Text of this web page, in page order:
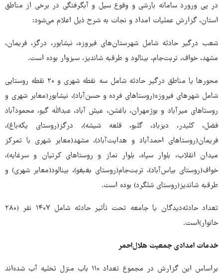
در پی ورورد سامانه بارشی و وقوع سیل و آبگرفتگی در برخی از مناطق
استان، گزارش عملیات امداد و نجات به شرح ذیل اعلام می‌شود:
شعب درگیر حادثه شامل شهرستان‌های فیروزه، نیشابور، درگز، فریمان،
مشهد، خواف، تربت‌جام، بینالود و طرقبه شاندیز، سبزوار بوده است.
محورها یا مناطق درگیر حادثه شامل سه نقطه شهری و ۲۰ نقطه روستایی
شامل شهرهای فیروزه(روستاهای فرده و حسن‌آباد)، نیشابور(معابر شهری و
روستاهای میرآباد و بوژمهران، باغشن، عیش آباد، عبدالله گیو، محمودآباد
فضل، کلیدر، دیزباد، گلبو، قلعه شیشه)، درگز(روستای یکه‌باغ)،
فریمان(روستاهای احمدآباد و هدایت‌آباد)، مشهد(معابر شهری با تمرکز
میدان انقلاب، بلوار سپاه، بلوار نماز و روستاهای کرتیان و سرغایه)،
خواف(روستای بیاس‌آباد)، تربت‌جام(روستای بغبغو)، بینالود(معابر شهری) و
طرقبه شاندیز(روستای شلگرد) بوده است.
تعداد حادثه‌دیدگان یا جامعه تحت تأثیر حادثه شامل ۱۴۰۷ نفر (۲۸۰
خانوار)است.
خدمات امدادی جمعیت‌ هلال‌احمر
براساس این گزارش در مجموع تعداد ۱۱۰ باب منزل تخلیه آب شده‌اند